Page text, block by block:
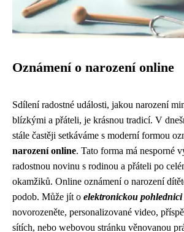
Oznámení o narození online
Sdílení radostné události, jakou narození
blízkými a přáteli, je krásnou tradicí. V
stále častěji setkáváme s moderní formou
narození online. Tato forma má nesporné
radostnou novinu s rodinou a přáteli po
okamžiků. Online oznámení o narození
podob. Může jít o elektronickou pohlednici
novorozeněte, personalizované video,
sítích, nebo webovou stránku věnovanou